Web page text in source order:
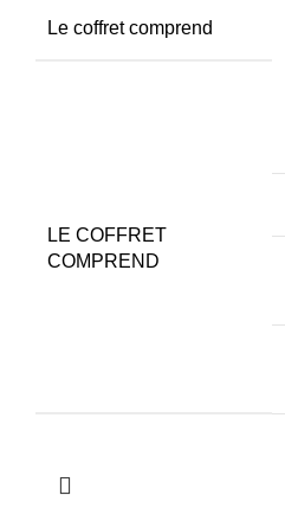
Le coffret comprend
LE COFFRET
COMPREND